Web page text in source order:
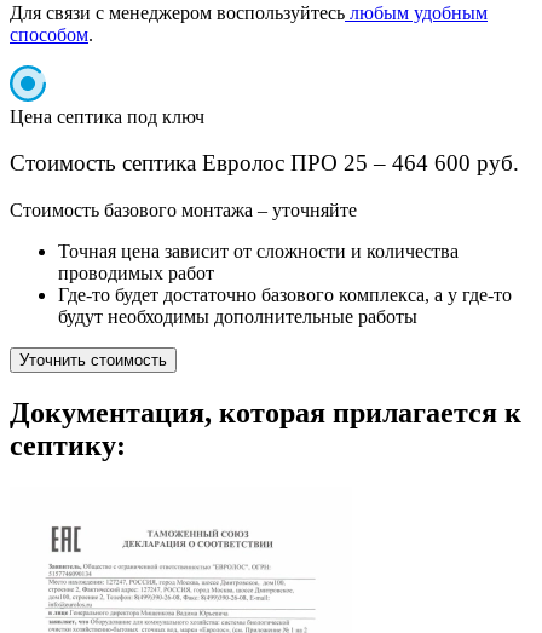
Для связи с менеджером воспользуйтесь любым удобным
способом.
Цена септика под ключ
Стоимость септика Евролос ПРО 25 – 464 600 руб.
Cтоимость базового монтажа – уточняйте
Точная цена зависит от сложности и количества
проводимых работ
Где-то будет достаточно базового комплекса, а у где-то
будут необходимы дополнительные работы
Уточнить стоимость
Документация, которая прилагается к
септику: